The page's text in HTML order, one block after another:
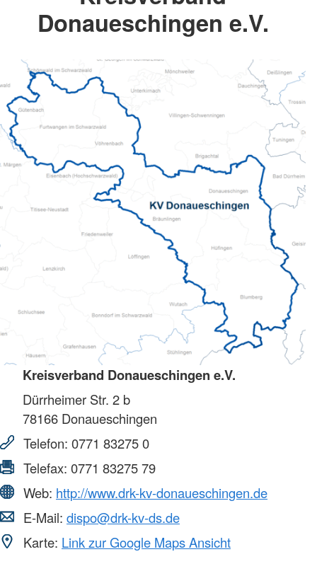
Donaueschingen e.V.
Kreisverband Donaueschingen e.V.
Dürrheimer Str. 2 b
78166 Donaueschingen
Telefon: 0771 83275 0
Telefax: 0771 83275 79
Web: http://www.drk-kv-donaueschingen.de
E-Mail: dispo@drk-kv-ds.de
Karte: Link zur Google Maps Ansicht